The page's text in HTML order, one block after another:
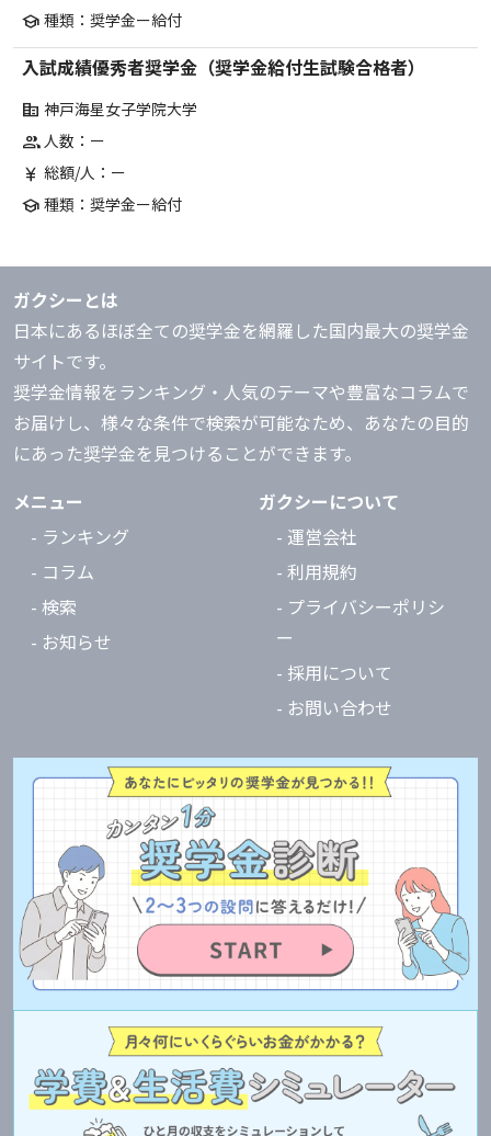
school 種類：奨学金ー給付
入試成績優秀者奨学金（奨学金給付生試験合格者）
corporate_fare 神戸海星女子学院大学
group人数：ー
currency_yen 総額/人：ー
school 種類：奨学金ー給付
ガクシーとは
日本にあるほぼ全ての奨学金を網羅した国内最大の奨学金
サイトです。
奨学金情報をランキング・人気のテーマや豊富なコラムで
お届けし、様々な条件で検索が可能なため、あなたの目的
にあった奨学金を見つけることができます。
メニュー
- ランキング
- コラム
- 検索
- お知らせ
ガクシーについて
- 運営会社
- 利用規約
- プライバシーポリシ
ー
- 採用について
- お問い合わせ